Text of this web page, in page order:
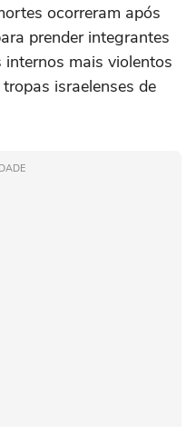
ocorreram após
prender integrantes
mais violentos
israelenses de